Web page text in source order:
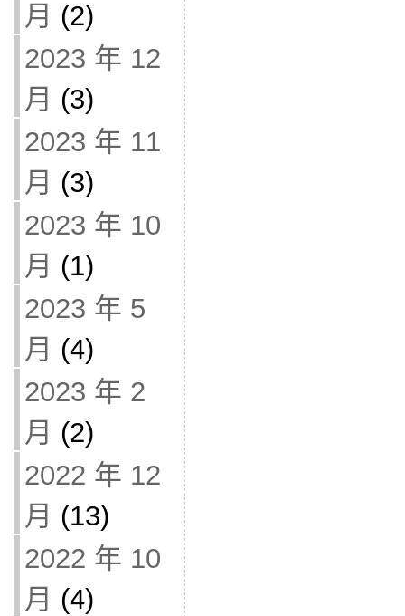
月 (2)
2023 年 12
月 (3)
2023 年 11
月 (3)
2023 年 10
月 (1)
2023 年 5
月 (4)
2023 年 2
月 (2)
2022 年 12
月 (13)
2022 年 10
月 (4)